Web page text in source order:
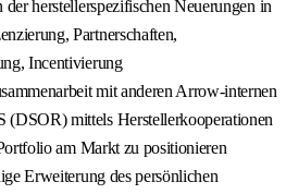
herstellerspezifischen Neuerungen in
Partnerschaften,
Incentivierung
mit anderen Arrow-internen
(DSOR) mittels Herstellerkooperationen
am Markt zu positionieren
Erweiterung des persönlichen